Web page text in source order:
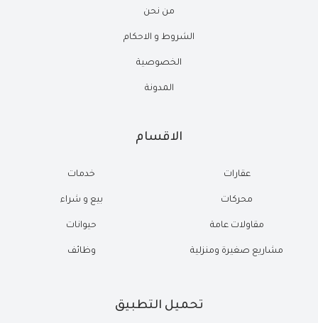
من نحن
الشروط و الاحكام
الخصوصية
المدونة
الاقسام
عقارات
محركات
مقاولات عامة
مشاريع صغيرة ومنزلية
خدمات
بيع و شراء
حيوانات
وظائف
تحميل التطبيق